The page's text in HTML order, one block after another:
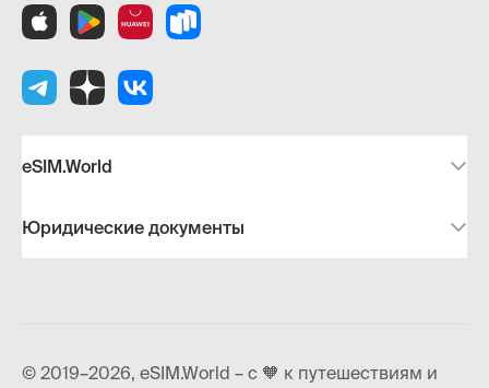
eSIM.World
Юридические документы
© 2019–2026, eSIM.World – с 🧡 к путешествиям и